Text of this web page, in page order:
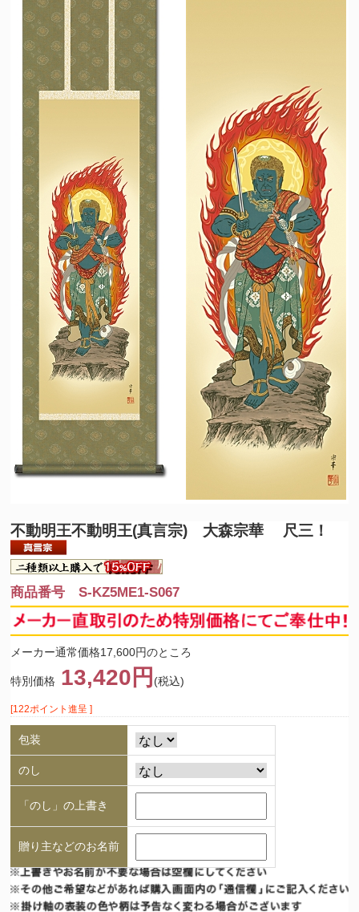
不動明王不動明王(真言宗) 大森宗華 尺三！
商品番号 S-KZ5ME1-S067
メーカー通常価格17,600円のところ
特別価格 13,420円 (税込)
[122ポイント進呈 ]
包装
のし
「のし」の上書き
贈り主などのお名前